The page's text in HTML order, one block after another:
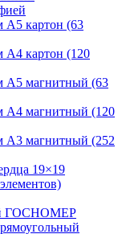
А5 картон (63
А4 картон (120
А5 магнитный (63
А4 магнитный (120
А3 магнитный (252
19×19
ГОСНОМЕР